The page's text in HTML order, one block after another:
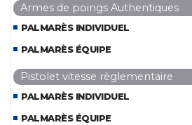
Armes de poings Authentiques
PALMARÈS INDIVIDUEL
PALMARÈS ÉQUIPE
Pistolet vitesse règlementaire
PALMARÈS INDIVIDUEL
PALMARÈS ÉQUIPE